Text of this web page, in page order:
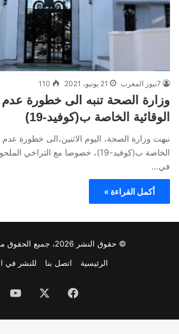
7نيوز المغرب 21 يونيو، 2021 110
وزارة الصحة تنبه الى خطورة عدم
الوقائية الخاصة ب(كوفيد-19)
نبهت وزارة الصحة، اليوم الاثنين،الى خطورة عدم
الخاصة ب(كوفيد-19)، خصوصا مع
في…
أكمل القراءة »
© حقوق النشر 2026، جميع الحقوق محفوظة |
الرئيسية
اتصل بنا للنشر في
فيسبوك